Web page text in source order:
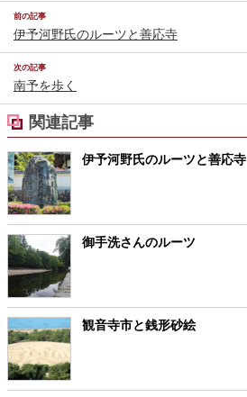
前の記事
伊予河野氏のルーツと善応寺
次の記事
南予を歩く
関連記事
伊予河野氏のルーツと善応寺
御手洗さんのルーツ
観音寺市と銭形砂絵